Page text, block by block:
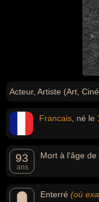
Acteur, Artiste (Art,
Francais , né le
93
ans
Mort à l'âge de
Enterré (où